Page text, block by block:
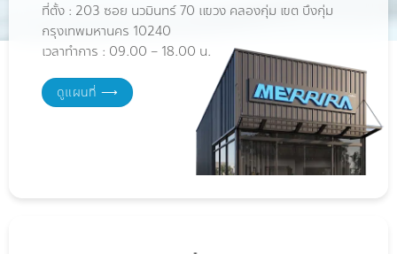
ที่ตั้ง : 203 ซอย นวมินทร์ 70 แขวง คลองกุ่ม เขต บึงกุ่ม
กรุงเทพมหานคร 10240
เวลาทำการ : 09.00 – 18.00 น.
ดูแผนที่ ⟶